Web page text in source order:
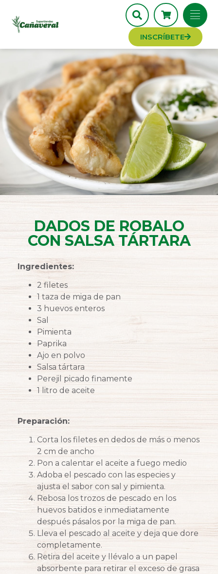
INSCRÍBETE
DADOS DE ROBALO
CON SALSA TÁRTARA
Ingredientes:
2 filetes
1 taza de miga de pan
3 huevos enteros
Sal
Pimienta
Paprika
Ajo en polvo
Salsa tártara
Perejil picado finamente
1 litro de aceite
Preparación:
Corta los filetes en dedos de más o menos
2 cm de ancho
Pon a calentar el aceite a fuego medio
Adoba el pescado con las especies y
ajusta el sabor con sal y pimienta.
Rebosa los trozos de pescado en los
huevos batidos e inmediatamente
después pásalos por la miga de pan.
Lleva el pescado al aceite y deja que dore
completamente.
Retira del aceite y llévalo a un papel
absorbente para retirar el exceso de grasa